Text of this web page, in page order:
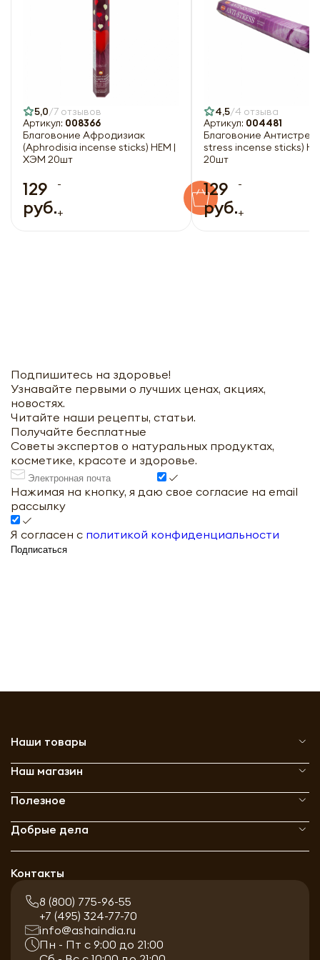
5,0 7 отзывов
Артикул: 008366
Благовоние Афродизиак
(Aphrodisia incense sticks) HEM |
ХЭМ 20шт
129
руб.
-
+
4,5 4 отзыва
Артикул: 004481
Благовоние
stress incense sticks)
20шт
129
руб.
-
+
Подпишитесь на здоровье!
Узнавайте первыми о лучших ценах, акциях,
новостях.
Читайте наши рецепты, статьи.
Получайте бесплатные
Советы экспертов о натуральных продуктах,
косметике, красоте и здоровье.
Нажимая на кнопку, я даю свое согласие на email
рассылку
Я согласен с политикой конфиденциальности
Подписаться
Наши товары
Наш магазин
Полезное
Добрые дела
Контакты
8 (800) 775-96-55
+7 (495) 324-77-70
info@ashaindia.ru
Пн - Пт с 9:00 до 21:00